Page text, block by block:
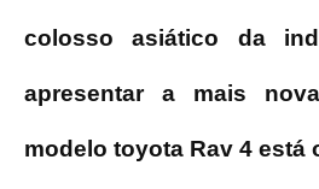
colosso asiático da
apresentar a mais
modelo toyota Rav 4 está